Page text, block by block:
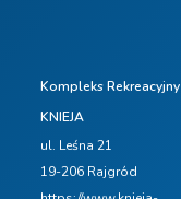
Kompleks Rekreacyjny
KNIEJA
ul. Leśna 21
19-206 Rajgród